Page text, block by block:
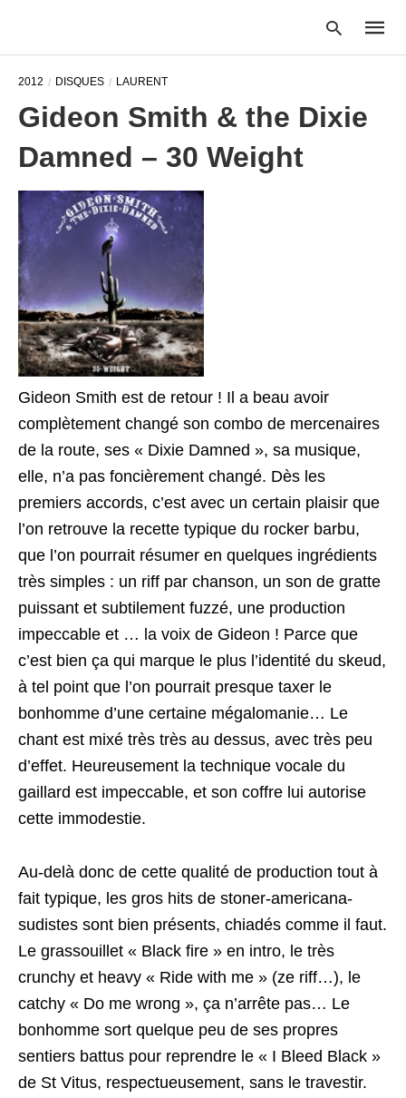
2012 DISQUES LAURENT
Gideon Smith & the Dixie
Damned – 30 Weight
Gideon Smith est de retour ! Il a beau avoir
complètement changé son combo de mercenaires
de la route, ses « Dixie Damned », sa musique,
elle, n’a pas foncièrement changé. Dès les
premiers accords, c’est avec un certain plaisir que
l’on retrouve la recette typique du rocker barbu,
que l’on pourrait résumer en quelques ingrédients
très simples : un riff par chanson, un son de gratte
puissant et subtilement fuzzé, une production
impeccable et … la voix de Gideon ! Parce que
c’est bien ça qui marque le plus l’identité du skeud,
à tel point que l’on pourrait presque taxer le
bonhomme d’une certaine mégalomanie… Le
chant est mixé très très au dessus, avec très peu
d’effet. Heureusement la technique vocale du
gaillard est impeccable, et son coffre lui autorise
cette immodestie.
Au-delà donc de cette qualité de production tout à
fait typique, les gros hits de stoner-americana-
sudistes sont bien présents, chiadés comme il faut.
Le grassouillet « Black fire » en intro, le très
crunchy et heavy « Ride with me » (ze riff…), le
catchy « Do me wrong », ça n’arrête pas… Le
bonhomme sort quelque peu de ses propres
sentiers battus pour reprendre le « I Bleed Black »
de St Vitus, respectueusement, sans le travestir.